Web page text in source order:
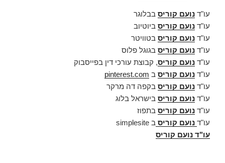
עו"ד נועם קוריס בבלוגר
עו"ד נועם קוריס ביוטיוב
עו"ד נועם קוריס בטוויטר
עו"ד נועם קוריס בגוגל פלוס
עו"ד נועם קוריס, קבוצת עורכי דין בפייסבוק
עו"ד נועם קוריס ב pinterest.com
עו"ד נועם קוריס בקפה דה מרקר
עו"ד נועם קוריס בישראל בלוג
עו"ד נועם קוריס בתפוז
עו"ד נועם קוריס ב simplesite
עו"ד נועם קוריס